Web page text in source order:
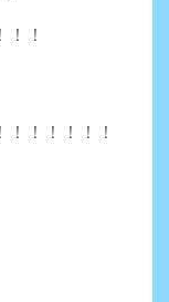
！
！！！！！